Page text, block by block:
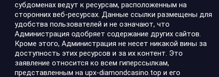
субдоменах ведут к ресурсам, расположенным на
сторонних веб-ресурсах. Данные ссылки размещены для
удобства пользователей и не означают, что
Администрация одобряет содержание других сайтов.
Кроме этого, Администрация не несет никакой вины за
доступность этих ресурсов и за их контент. Это
заявление относится ко всем гиперссылкам,
представленным на upx-diamondcasino.top и его